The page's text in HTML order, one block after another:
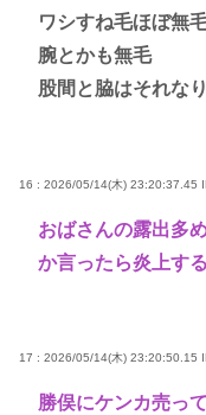
ワシすね毛ほぼ無
腕とかも無毛
股間と脇はそれな
16 : 2026/05/14(木) 23:20:37.45
おばさんの露出多
か言ったら炎上す
17 : 2026/05/14(木) 23:20:50.15
勝俣にケンカ売っ